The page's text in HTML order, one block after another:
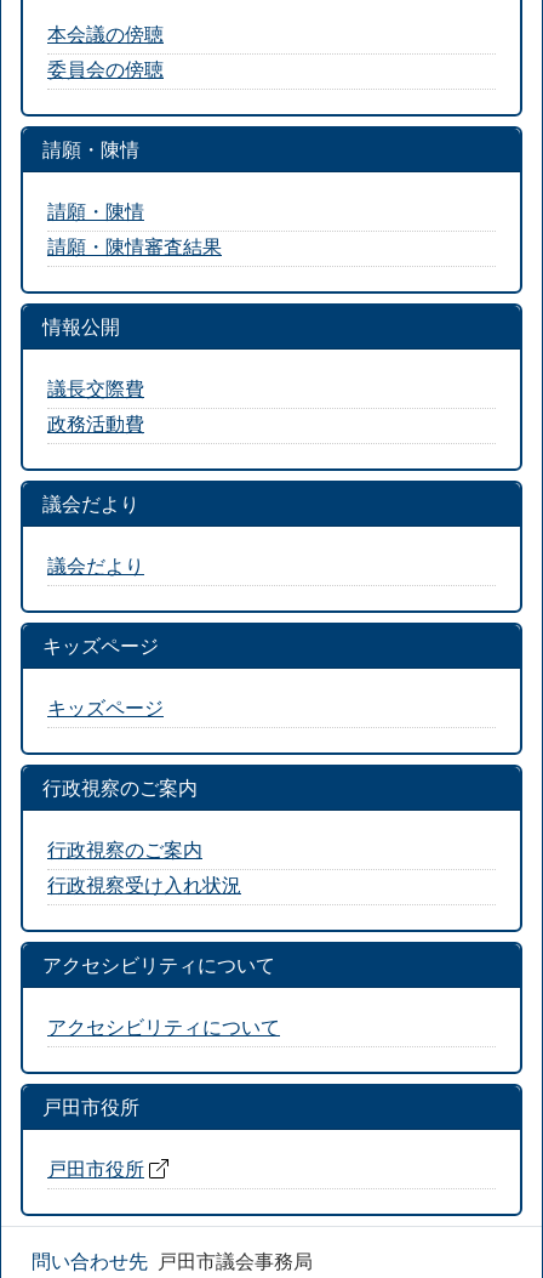
本会議の傍聴
委員会の傍聴
請願・陳情
請願・陳情
請願・陳情審査結果
情報公開
議長交際費
政務活動費
議会だより
議会だより
キッズページ
キッズページ
行政視察のご案内
行政視察のご案内
行政視察受け入れ状況
アクセシビリティについて
アクセシビリティについて
戸田市役所
戸田市役所
問い合わせ先 戸田市議会事務局